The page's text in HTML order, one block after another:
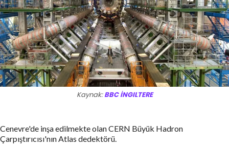
Kaynak:BBC İNGILTERE
Cenevre'de inşa edilmekte olan CERN Büyük Hadron
Çarpıştırıcısı'nın Atlas dedektörü.